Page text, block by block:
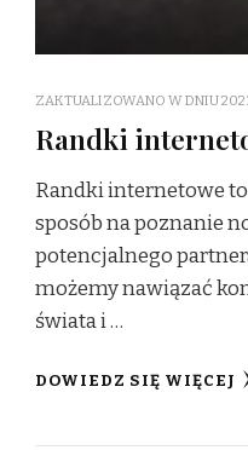
ZAKTUALIZOWANO W DNIU
Randki
Randki internetowe
sposób na poznanie
potencjalnego
możemy nawiązać
świata i …
DOWIEDZ SIĘ WIĘCEJ